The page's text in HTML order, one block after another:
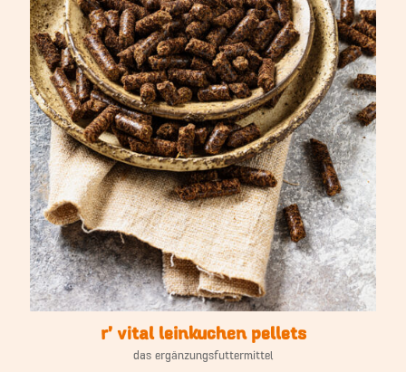
r’ vital leinkuchen pellets
das ergänzungsfuttermittel